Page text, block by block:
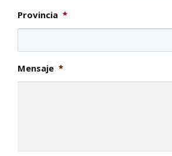
Provincia *
Mensaje *